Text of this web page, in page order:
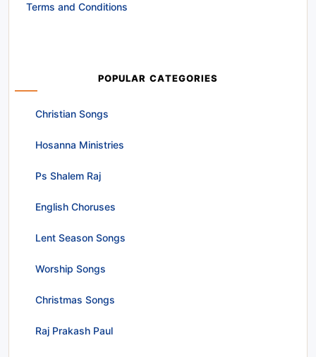
Terms and Conditions
POPULAR CATEGORIES
Christian Songs
Hosanna Ministries
Ps Shalem Raj
English Choruses
Lent Season Songs
Worship Songs
Christmas Songs
Raj Prakash Paul